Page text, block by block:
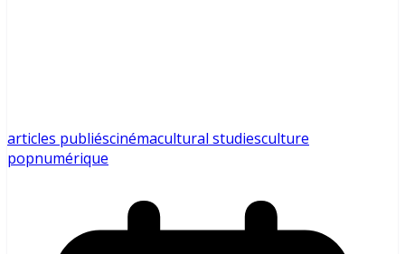
articles publiéscinémacultural studiesculture
popnumérique